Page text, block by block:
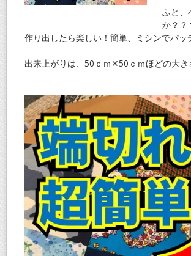
ふと、
か？？
作り出したら楽しい！簡単、ミシンでパッ
出来上がりは、50ｃｍ✕50ｃｍほどの大き